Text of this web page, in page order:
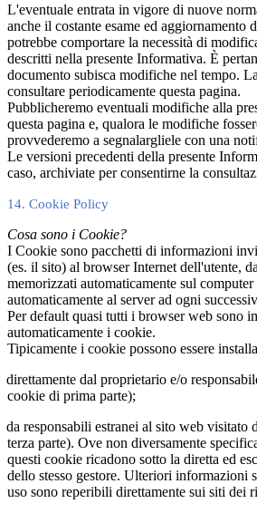
L'eventuale entrata in vigore di nuove
anche il costante esame ed aggiornamento
potrebbe comportare la necessità di
descritti nella presente Informativa. È
documento subisca modifiche nel tempo.
consultare periodicamente questa pagina.
Pubblicheremo eventuali modifiche alla
questa pagina e, qualora le modifiche
provvederemo a segnalargliele con una
Le versioni precedenti della presente
caso, archiviate per consentirne la
14. Cookie Policy
Cosa sono i Cookie?
I Cookie sono pacchetti di informazioni
(es. il sito) al browser Internet dell'utente,
memorizzati automaticamente sul
automaticamente al server ad ogni
Per default quasi tutti i browser web sono
automaticamente i cookie.
Tipicamente i cookie possono essere
direttamente dal proprietario e/o
cookie di prima parte);
da responsabili estranei al sito web visitato
terza parte). Ove non diversamente
questi cookie ricadono sotto la diretta ed
dello stesso gestore. Ulteriori informazioni
uso sono reperibili direttamente sui siti dei